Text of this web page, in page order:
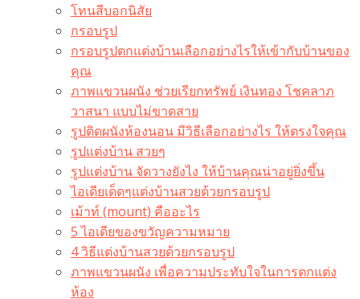
โทนสีบอกนิสัย
กรอบรูป
กรอบรูปตกแต่งบ้านเลือกอย่างไรให้เข้ากับบ้านของ
คุณ
ภาพแขวนผนัง ช่วยเรียกทรัพย์ เงินทอง โชคลาภ
วาสนา แบบไม่ขาดสาย
รูปติดผนังห้องนอน มีวิธีเลือกอย่างไร ให้ตรงใจคุณ
รูปแต่งบ้าน สวยๆ
รูปแต่งบ้าน จัดวางยังไง ให้บ้านคุณน่าอยู่ยิ่งขึ้น
ไอเดียเด็ดๆแต่งบ้านสวยด้วยกรอบรูป
เม้าท์ (mount) คืออะไร​
5 ไอเดียของขวัญความหมาย
4 วิธีแต่งบ้านสวยด้วยกรอบรูป
ภาพแขวนผนัง เพื่อความประทับใจในการตกแต่ง
ห้อง